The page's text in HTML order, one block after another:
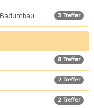
3 Treffer
8 Treffer
2 Treffer
2 Treffer